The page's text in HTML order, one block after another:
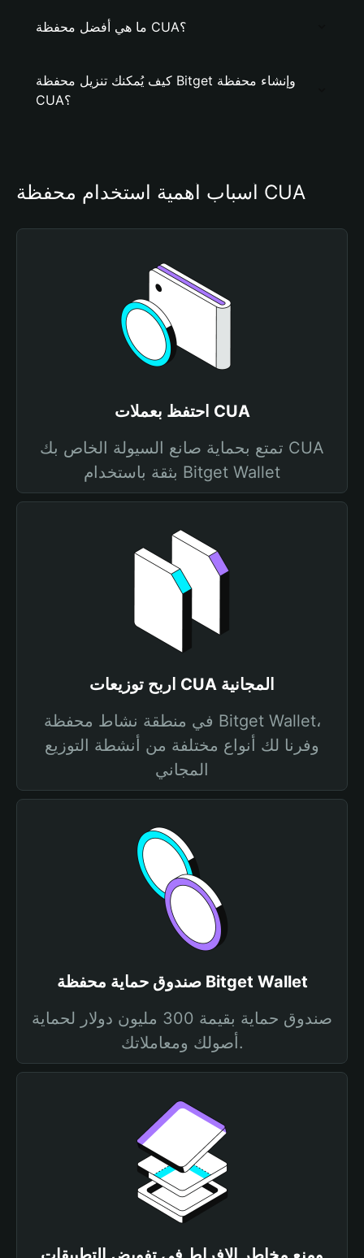
ما هي أفضل محفظة CUA؟
كيف يُمكنك تنزيل محفظة Bitget وإنشاء محفظة
CUA؟
أسباب أهمية استخدام محفظة CUA
احتفظ بعملات CUA
تمتع بحماية صانع السيولة الخاص بك CUA
بثقة باستخدام Bitget Wallet
اربح توزيعات CUA المجانية
في منطقة نشاط محفظة Bitget Wallet،
وفرنا لك أنواع مختلفة من أنشطة التوزيع
المجاني
صندوق حماية محفظة Bitget Wallet
صندوق حماية بقيمة 300 مليون دولار لحماية
أصولك ومعاملاتك.